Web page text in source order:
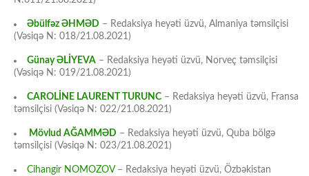
Əbülfəz ƏHMƏD – Redaksiya heyəti üzvü, Almaniya təmsilçisi
(Vəsiqə N: 018/21.08.2021)
Günay ƏLİYEVA – Redaksiya heyəti üzvü, Norveç təmsilçisi
(Vəsiqə N: 019/21.08.2021)
CAROLİNE LAURENT TURUNC – Redaksiya heyəti üzvü, Fransa
təmsilçisi (Vəsiqə N: 022/21.08.2021)
Mövlud AĞAMMƏD – Redaksiya heyəti üzvü, Quba bölgə
təmsilçisi (Vəsiqə N: 023/21.08.2021)
Cihangir NOMOZOV– Redaksiya heyəti üzvü, Özbəkistan